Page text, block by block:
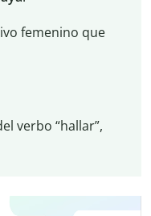
femenino que
verbo “hallar”,